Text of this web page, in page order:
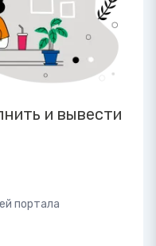
и вывести
портала